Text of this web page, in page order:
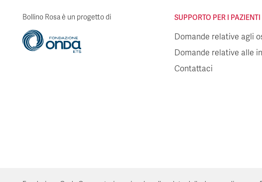
Bollino Rosa è un progetto di SUPPORTO PER I PAZIENTI
Domande relative agli
Domande relative alle
Contattaci